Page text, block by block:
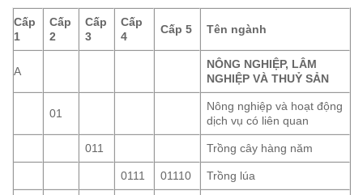
Cấp
1
Cấp
2
Cấp
3
Cấp
4
Cấp 5 Tên ngành
A
NÔNG NGHIỆP, LÂM
NGHIỆP VÀ THUỶ SẢN
01
Nông nghiệp và hoạt động
dịch vụ có liên quan
011 Trồng cây hàng năm
0111 01110 Trồng lúa